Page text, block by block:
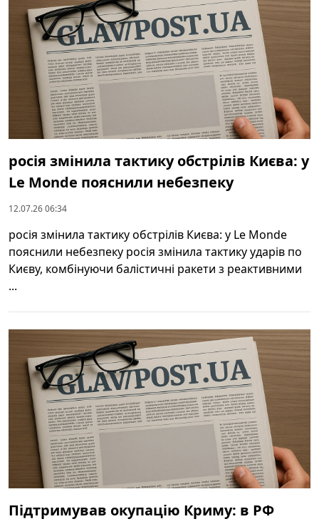
росія змінила тактику обстрілів Києва: у
Le Monde пояснили небезпеку
12.07.26 06:34
росія змінила тактику обстрілів Києва: у Le Monde
пояснили небезпеку росія змінила тактику ударів по
Києву, комбінуючи балістичні ракети з реактивними
...
Підтримував окупацію Криму: в РФ